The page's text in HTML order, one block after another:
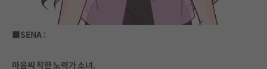
■SENA :
마음씨 착한 노력가 소녀.